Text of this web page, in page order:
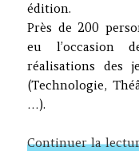
édition.
Près de 200
eu l’occasion
réalisations des
(Technologie,
…).
Continuer la